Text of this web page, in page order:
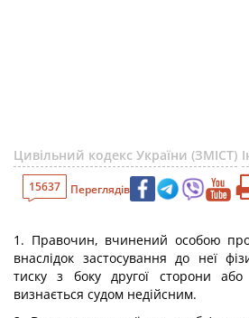
Цивільний кодекс України (ЗМІСТ)
15637 Переглядів
1. Правочин, вчинений особою
внаслідок застосування до неї
тиску з боку другої сторони
визнається судом недійсним.